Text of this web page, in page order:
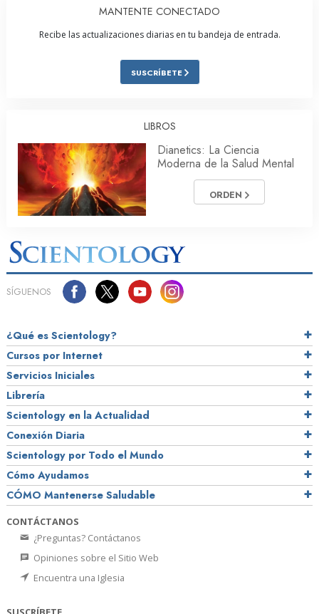
MANTENTE CONECTADO
Recibe las actualizaciones diarias en tu bandeja de entrada.
SUSCRÍBETE
LIBROS
Dianetics: La Ciencia
Moderna de la Salud Mental
ORDEN
SÍGUENOS
¿Qué es Scientology?
Cursos por Internet
Servicios Iniciales
Librería
Scientology en la Actualidad
Conexión Diaria
Scientology por Todo el Mundo
Cómo Ayudamos
CÓMO Mantenerse Saludable
CONTÁCTANOS
¿Preguntas? Contáctanos
Opiniones sobre el Sitio Web
Encuentra una Iglesia